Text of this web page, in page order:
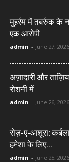
मुहर्रम में तबर्रुक के
एक आरोपी...
admin - June 27, 2026
अज़ादारी और
रोशनी में
admin - June 26, 2026
रोज़-ए-आशूरा:
हमेशा के लिए...
admin - June 25, 2026